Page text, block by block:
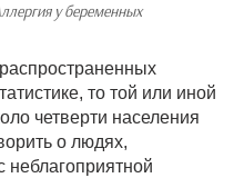
у беременных
то той или иной
четверти населения
о людях,